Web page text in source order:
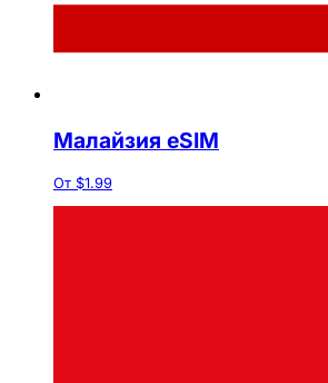
Малайзия eSIM
От $1.99